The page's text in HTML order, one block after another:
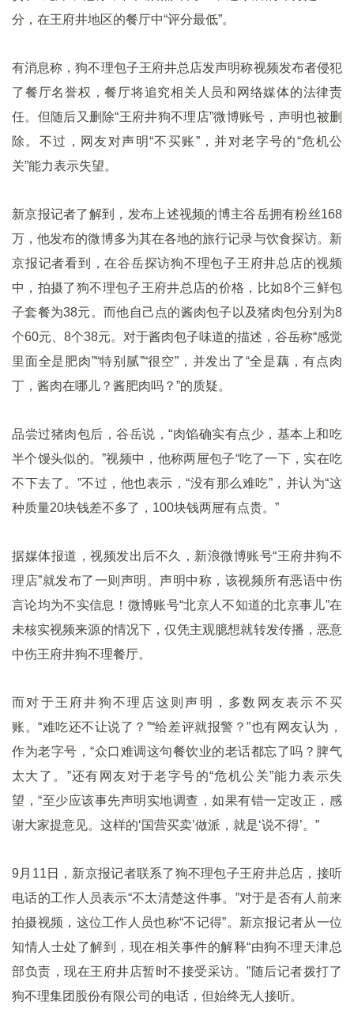
分，在王府井地区的餐厅中“评分最低”。
有消息称，狗不理包子王府井总店发声明称视频发布者侵犯
了餐厅名誉权，餐厅将追究相关人员和网络媒体的法律责
任。但随后又删除“王府井狗不理店”微博账号，声明也被删
除。不过，网友对声明“不买账”，并对老字号的“危机公
关”能力表示失望。
新京报记者了解到，发布上述视频的博主谷岳拥有粉丝168
万，他发布的微博多为其在各地的旅行记录与饮食探访。新
京报记者看到，在谷岳探访狗不理包子王府井总店的视频
中，拍摄了狗不理包子王府井总店的价格，比如8个三鲜包
子套餐为38元。而他自己点的酱肉包子以及猪肉包分别为8
个60元、8个38元。对于酱肉包子味道的描述，谷岳称“感觉
里面全是肥肉”“特别腻”“很空”，并发出了“全是藕，有点肉
丁，酱肉在哪儿？酱肥肉吗？”的质疑。
品尝过猪肉包后，谷岳说，“肉馅确实有点少，基本上和吃
半个馒头似的。”视频中，他称两屉包子“吃了一下，实在吃
不下去了。”不过，他也表示，“没有那么难吃”，并认为“这
种质量20块钱差不多了，100块钱两屉有点贵。”
据媒体报道，视频发出后不久，新浪微博账号“王府井狗不
理店”就发布了一则声明。声明中称，该视频所有恶语中伤
言论均为不实信息！微博账号“北京人不知道的北京事儿”在
未核实视频来源的情况下，仅凭主观臆想就转发传播，恶意
中伤王府井狗不理餐厅。
而对于王府井狗不理店这则声明，多数网友表示不买
账。“难吃还不让说了？”“给差评就报警？”也有网友认为，
作为老字号，“众口难调这句餐饮业的老话都忘了吗？脾气
太大了。”还有网友对于老字号的“危机公关”能力表示失
望，“至少应该事先声明实地调查，如果有错一定改正，感
谢大家提意见。这样的‘国营买卖’做派，就是‘说不得’。”
9月11日，新京报记者联系了狗不理包子王府井总店，接听
电话的工作人员表示“不太清楚这件事。”对于是否有人前来
拍摄视频，这位工作人员也称“不记得”。新京报记者从一位
知情人士处了解到，现在相关事件的解释“由狗不理天津总
部负责，现在王府井店暂时不接受采访。”随后记者拨打了
狗不理集团股份有限公司的电话，但始终无人接听。